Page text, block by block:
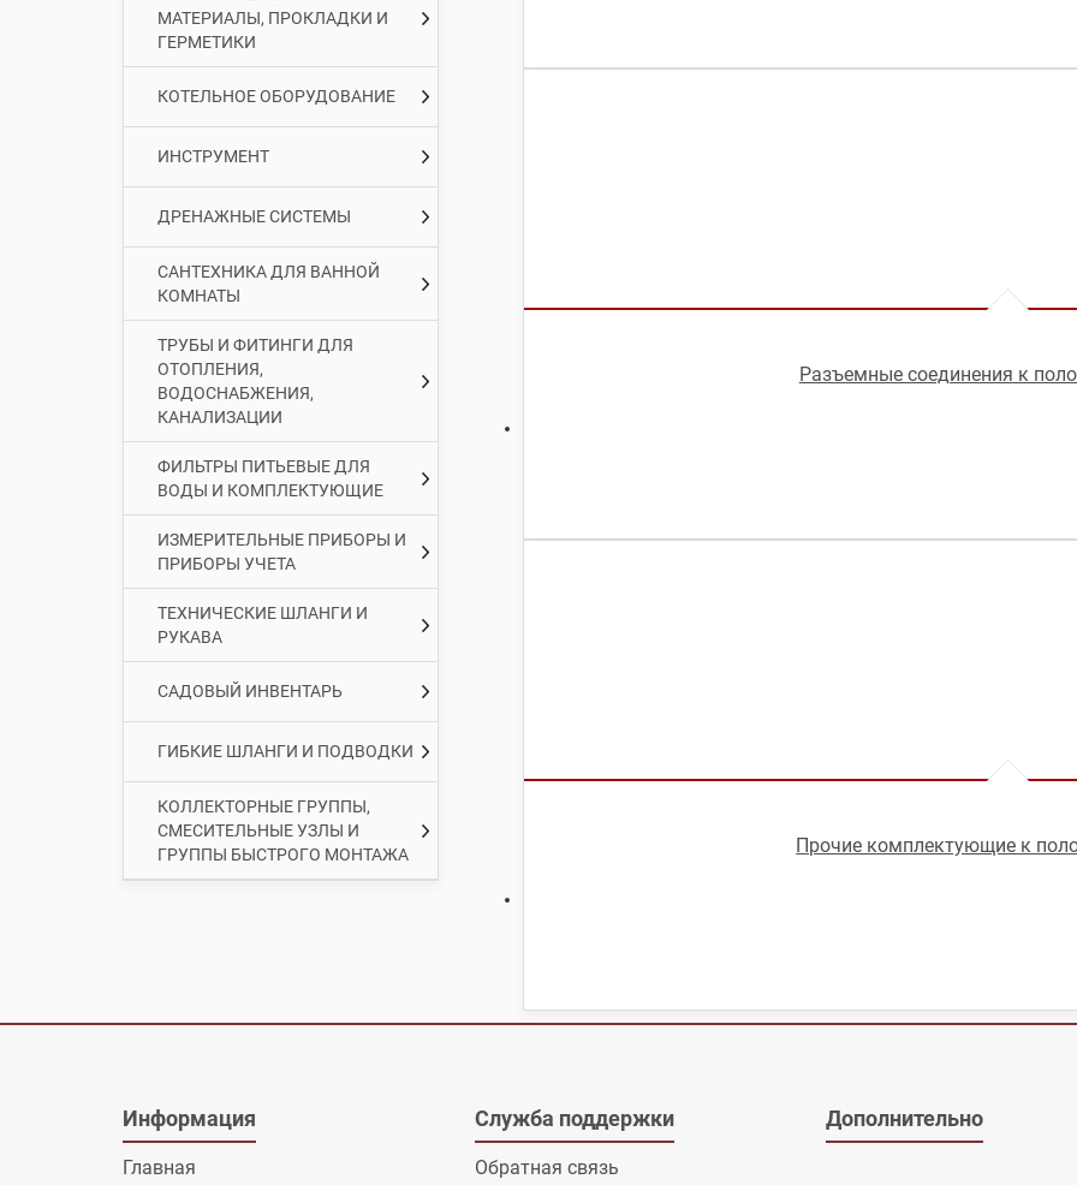
МАТЕРИАЛЫ, ПРОКЛАДКИ И
ГЕРМЕТИКИ
КОТЕЛЬНОЕ ОБОРУДОВАНИЕ
ИНСТРУМЕНТ
ДРЕНАЖНЫЕ СИСТЕМЫ
САНТЕХНИКА ДЛЯ ВАННОЙ
КОМНАТЫ
ТРУБЫ И ФИТИНГИ ДЛЯ
ОТОПЛЕНИЯ,
ВОДОСНАБЖЕНИЯ,
КАНАЛИЗАЦИИ
ФИЛЬТРЫ ПИТЬЕВЫЕ ДЛЯ
ВОДЫ И КОМПЛЕКТУЮЩИЕ
ИЗМЕРИТЕЛЬНЫЕ ПРИБОРЫ И
ПРИБОРЫ УЧЕТА
ТЕХНИЧЕСКИЕ ШЛАНГИ И
РУКАВА
САДОВЫЙ ИНВЕНТАРЬ
ГИБКИЕ ШЛАНГИ И ПОДВОДКИ
КОЛЛЕКТОРНЫЕ ГРУППЫ,
СМЕСИТЕЛЬНЫЕ УЗЛЫ И
ГРУППЫ БЫСТРОГО МОНТАЖА
Разъемные соединения к
Прочие комплектующие к
Информация
Главная
Служба поддержки
Обратная связь
Дополнительно